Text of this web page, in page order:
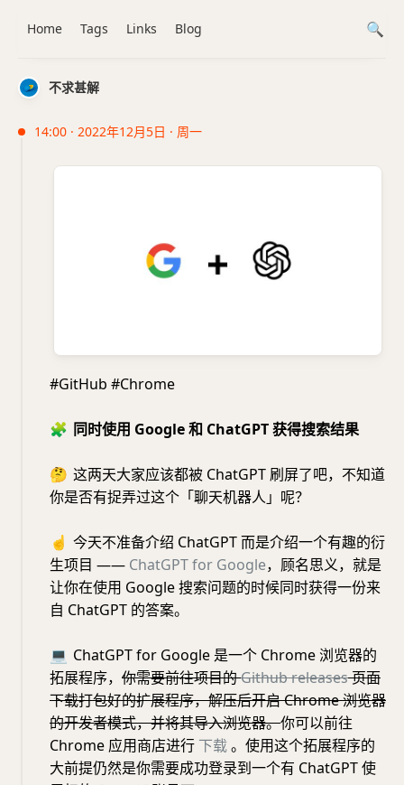
不求甚解
14:00 · 2022年12月5日 · 周一
#GitHub #Chrome
🧩 同时使用 Google 和 ChatGPT 获得搜索结果
🤔 这两天大家应该都被 ChatGPT 刷屏了吧，不知道
你是否有捉弄过这个「聊天机器人」呢？
☝️ 今天不准备介绍 ChatGPT 而是介绍一个有趣的衍
生项目 —— ChatGPT for Google，顾名思义，就是
让你在使用 Google 搜索问题的时候同时获得一份来
自 ChatGPT 的答案。
💻 ChatGPT for Google 是一个 Chrome 浏览器的
拓展程序， 你需要前往项目的Github releases页面
下载打包好的扩展程序，解压后开启 Chrome 浏览器
的开发者模式，并将其导入浏览器。你可以前往
Chrome 应用商店进行 下载。使用这个拓展程序的
大前提仍然是你需要成功登录到一个有 ChatGPT 使
Home Tags Links Blog